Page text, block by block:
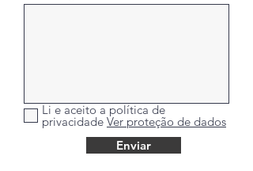
Li e aceito a política de
privacidade Ver proteção de dados
Enviar